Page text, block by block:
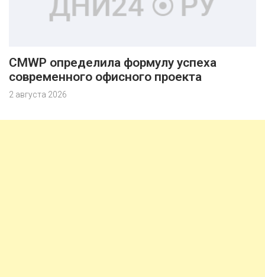
CMWP определила формулу успеха
современного офисного проекта
2 августа 2026